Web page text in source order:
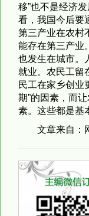
移”也不是经济
看，我国今后要
第三产业在农村
能存在第三产业
也发生在城市。
就业。农民工留
民工在家乡创业
期”的因素，而
素。这些都是基
文章来自：